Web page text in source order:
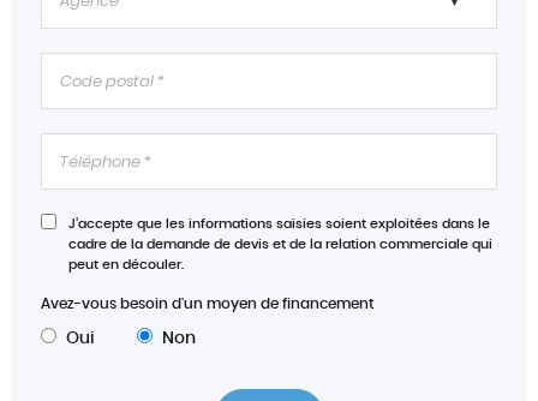
J’accepte que les informations saisies soient exploitées dans le
cadre de la demande de devis et de la relation commerciale qui
peut en découler.
Avez-vous besoin d'un moyen de financement
Oui Non
Radar de stationnement AV
Régulateur de vitesse
Rétroviseurs électriques
Vitres arrière électriques
Volant multifonction
Volant réglable en profondeur et hauteur